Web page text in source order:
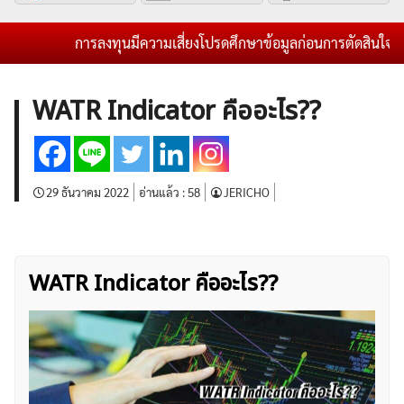
VPS Register
ค้นหา
สำหรับ:
การลงทุนมีความเสี่ยงโปรดศึกษาข้อมูลก่อนการตัดสินใจล
WATR Indicator คืออะไร??
29 ธันวาคม 2022 อ่านแล้ว :58 JERICHO
WATR Indicator คืออะไร??